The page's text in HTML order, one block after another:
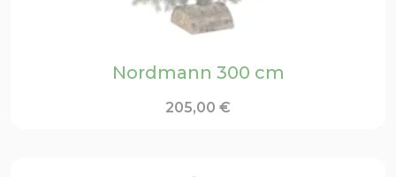
Nordmann 300 cm
205,00 €